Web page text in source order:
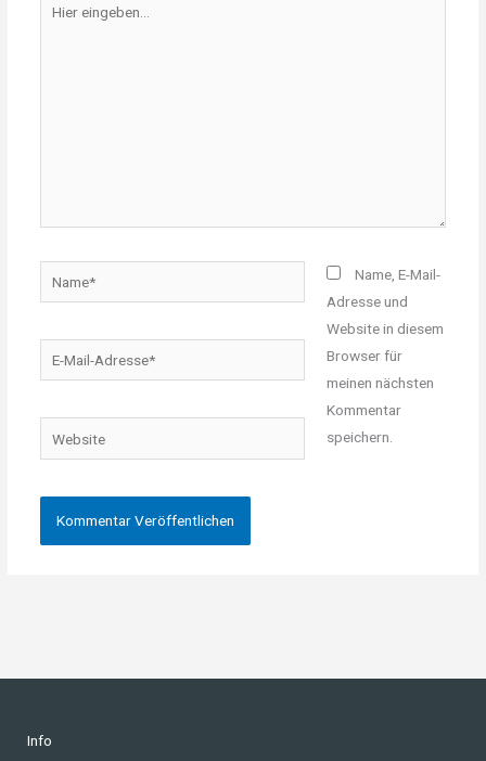
eingeben…
Mail-
Website
Name, E-Mail-
Adresse und
Website in diesem
Browser für
meinen nächsten
Kommentar
speichern.
Info